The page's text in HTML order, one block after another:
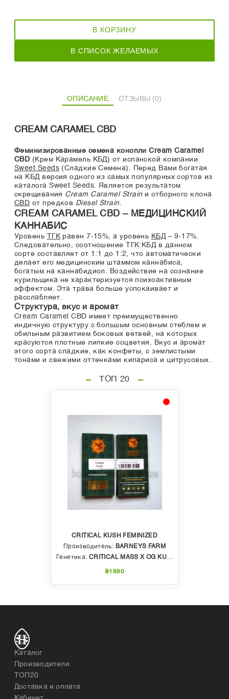
В КОРЗИНУ
В СПИСОК ЖЕЛАЕМЫХ
ОПИСАНИЕ ОТЗЫВЫ (0)
CREAM CARAMEL CBD
Феминизированные семена конопли Cream Caramel
CBD (Крем Карамель КБД) от испанской компании
Sweet Seeds(Сладкие Семена). Перед Вами богатая
на КБД версия одного из самых популярных сортов из
каталога Sweet Seeds. Является результатом
скрещивания Cream Caramel Strainи отборного клона
CBD от предков Diesel Strain.
CREAM CARAMEL CBD – МЕДИЦИНСКИЙ
КАННАБИС
Уровень ТГКравен 7-15%, а уровень КБД– 9-17%.
Следовательно, соотношение ТГК:КБД в данном
сорте составляет от 1:1 до 1:2, что автоматически
делает его медицинским штаммом каннабиса,
богатым на каннабидиол. Воздействие на сознание
курильщика не характеризуется психоактивным
эффектом. Эта трава больше успокаивает и
расслабляет.
Структура, вкус и аромат
Cream Caramel CBD имеет преимущественно
индичную структуру с большым основным стеблем и
обильным развитием боковых ветвей, на которых
красуются плотные липкие соцветия. Вкус и аромат
этого сорта сладкие, как конфеты, с землистыми
тонами и свежими оттенками кипариса и цитрусовых.
ТОП 20
CRITICAL KUSH FEMINIZED
Производитель: BARNEYS FARM
Генетика: CRITICAL MASS X OG KUSH
₴1890
Каталог
Производители
ТОП20
Доставка и оплата